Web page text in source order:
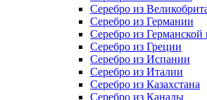
Серебро из
Серебро из Германии
Серебро из
Серебро из Греции
Серебро из Испании
Серебро из Италии
Серебро из Казахстана
Серебро из Канады